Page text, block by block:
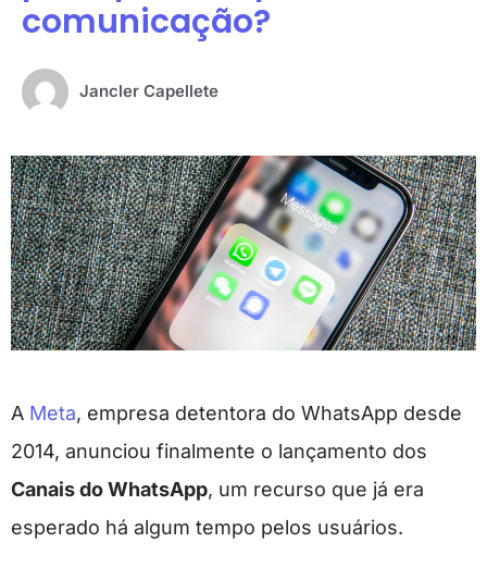
comunicação?
Jancler Capellete
A Meta, empresa detentora do WhatsApp desde
2014, anunciou finalmente o lançamento dos
Canais do WhatsApp, um recurso que já era
esperado há algum tempo pelos usuários.